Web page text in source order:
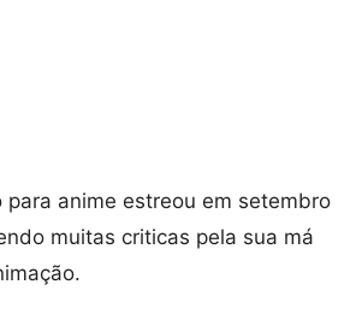
para anime estreou em setembro
muitas criticas pela sua má